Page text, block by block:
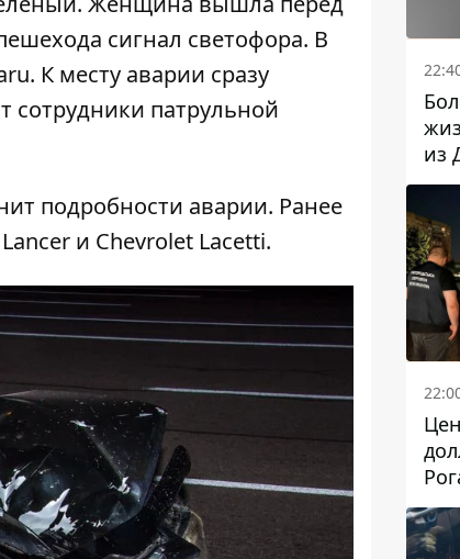
сигнал светофора. В
К месту аварии сразу
сотрудники патрульной
подробности аварии. Ранее
и Chevrolet Lacetti.
из